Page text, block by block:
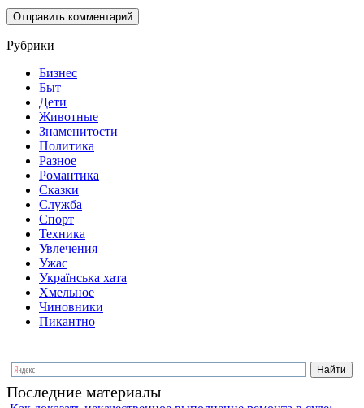
Рубрики
Бизнес
Быт
Дети
Животные
Знаменитости
Политика
Разное
Романтика
Сказки
Служба
Спорт
Техника
Увлечения
Ужас
Українська хата
Хмельное
Чиновники
Пикантно
Последние материалы